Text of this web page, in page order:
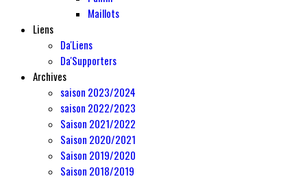
Maillots
Liens
Da'Liens
Da'Supporters
Archives
saison 2023/2024
saison 2022/2023
Saison 2021/2022
Saison 2020/2021
Saison 2019/2020
Saison 2018/2019